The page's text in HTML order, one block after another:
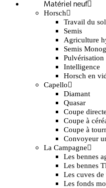
Matériel neuf
Horsch
Travail du sol
Semis
Agriculture
Semis
Pulvérisation
Intelligence
Horsch en
Capello
Diamant
Quasar
Coupe
Coupe à
Coupe à
Convoyeur
La Campagne
Les bennes
Les bennes
Les cuves
Les fonds